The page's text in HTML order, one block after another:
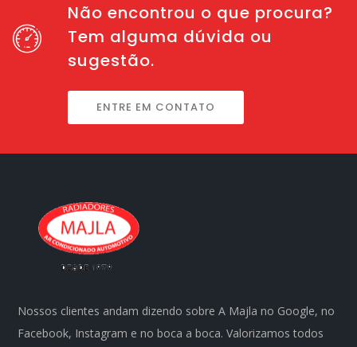
Não encontrou o que procura?
Tem alguma dúvida ou
sugestão.
ENTRE EM CONTATO
Nossos clientes andam dizendo sobre A Majla no Google, no
Facebook, Instagram e no boca a boca. Valorizamos todos